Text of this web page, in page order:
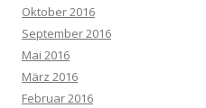
Oktober 2016
September 2016
Mai 2016
März 2016
Februar 2016